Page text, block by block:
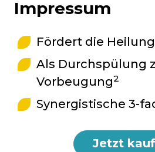
Impressum
Fördert die Heilung
Als Durchspülung
Vorbeugung2
Synergistische 3-
Jetzt